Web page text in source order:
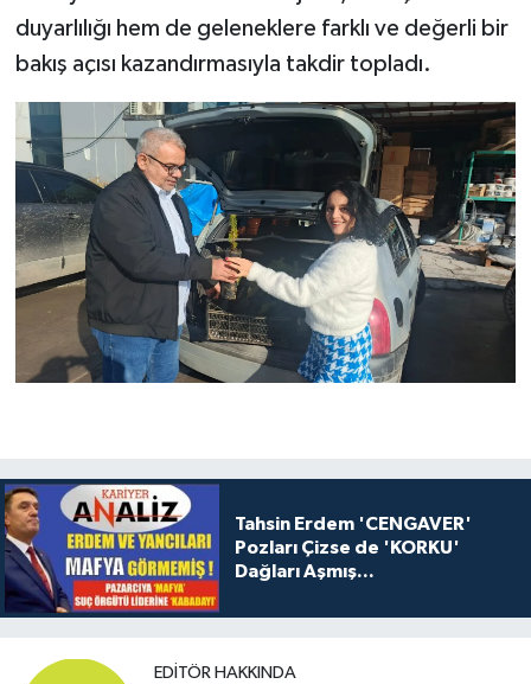
duyarlılığı hem de geleneklere farklı ve değerli bir
bakış açısı kazandırmasıyla takdir topladı.
Tahsin Erdem 'CENGAVER'
Pozları Çizse de 'KORKU'
Dağları Aşmış...
EDITÖR HAKKINDA